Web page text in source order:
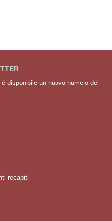
disponibile un nuovo numero del
recapiti